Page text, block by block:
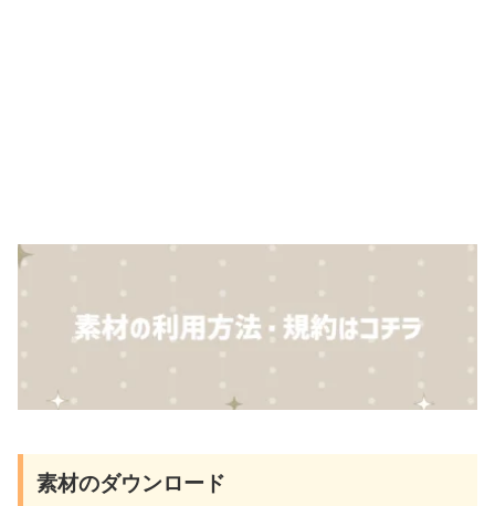
素材のダウンロード